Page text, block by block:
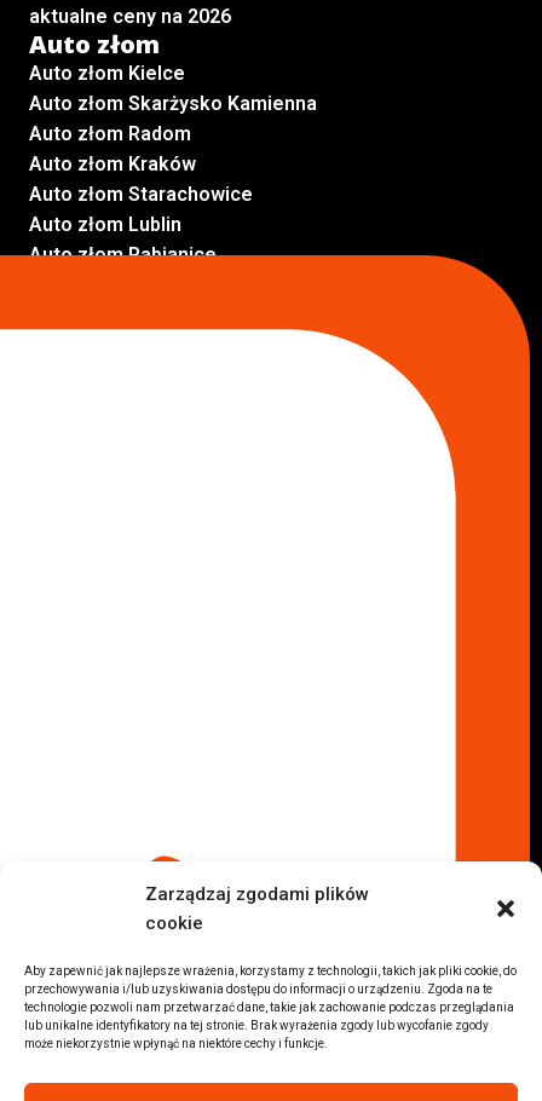
Zarządzaj zgodami plików
cookie
Aby zapewnić jak najlepsze wrażenia, korzystamy z technologii, takich jak pliki cookie, do
przechowywania i/lub uzyskiwania dostępu do informacji o urządzeniu. Zgoda na te
technologie pozwoli nam przetwarzać dane, takie jak zachowanie podczas przeglądania
lub unikalne identyfikatory na tej stronie. Brak wyrażenia zgody lub wycofanie zgody
może niekorzystnie wpłynąć na niektóre cechy i funkcje.
aktualne ceny na 2026
Auto złom
Auto złom Kielce
Auto złom Skarżysko Kamienna
Auto złom Radom
Auto złom Kraków
Auto złom Starachowice
Auto złom Lublin
Auto złom Pabianice
Komis samochodowy Sochaczew
Inne Lokalizacje
Auta z USA Rzeszów
Auta z USA Białystok
Auta z USA Kraków
Marki samochodów
Sprzedam BMW